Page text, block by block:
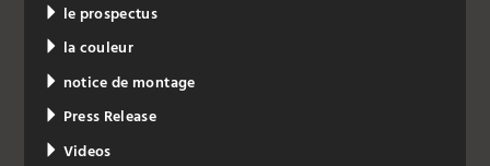
le prospectus
la couleur
notice de montage
Press Release
Videos